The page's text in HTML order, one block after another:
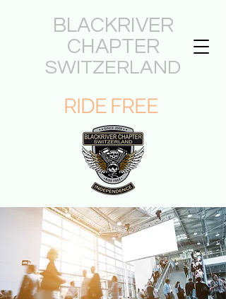
BLACKRIVER
CHAPTER
SWITZERLAND
RIDE FREE